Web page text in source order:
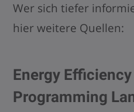
Wer sich tiefer
hier weitere Quellen:
Energy
Programming